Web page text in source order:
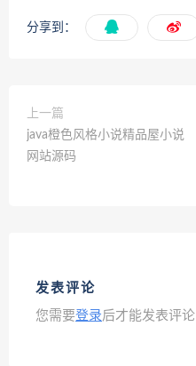
分享到：
上一篇
java橙色风格小说精品屋小说
网站源码
发表评论
您需要登录后才能发表评论